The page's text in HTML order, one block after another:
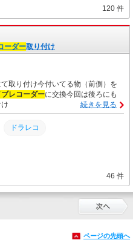
レコーダー 120 件
ーダー取り付け
取り付け今付いてる物（前側）を
ブレコーダーに交換今回は後ろにも
続きを見る
ドラレコ
46 件
ページの先頭へ